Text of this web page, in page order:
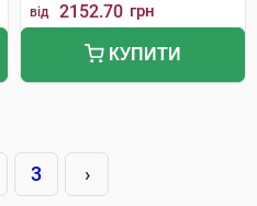
від 2152.70 грн
КУПИТИ
3 ›